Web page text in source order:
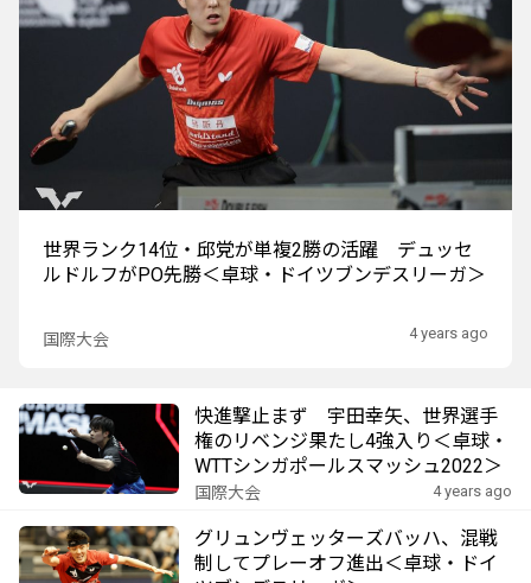
世界ランク14位・邱党が単複2勝の活躍 デュッセ
ルドルフがPO先勝＜卓球・ドイツブンデスリーガ＞
国際大会 4 years ago
快進撃止まず 宇田幸矢、世界選手
権のリベンジ果たし4強入り＜卓球・
WTTシンガポールスマッシュ2022＞
国際大会 4 years ago
グリュンヴェッターズバッハ、混戦
制してプレーオフ進出＜卓球・ドイ